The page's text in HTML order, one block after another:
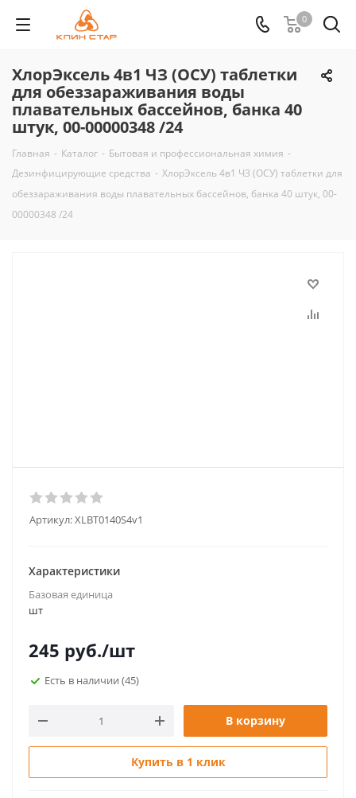
0
ХлорЭксель 4в1 ЧЗ (ОСУ) таблетки
для обеззараживания воды
плавательных бассейнов, банка 40
штук, 00-00000348 /24
Главная - Каталог - Бытовая и профессиональная химия -
Дезинфицирующие средства - ХлорЭксель 4в1 ЧЗ (ОСУ) таблетки для
обеззараживания воды плавательных бассейнов, банка 40 штук, 00-
00000348 /24
Артикул:XLBT0140S4v1
Характеристики
Базовая единица
шт
245 руб./шт
Есть в наличии (45)
В корзину
Купить в 1 клик